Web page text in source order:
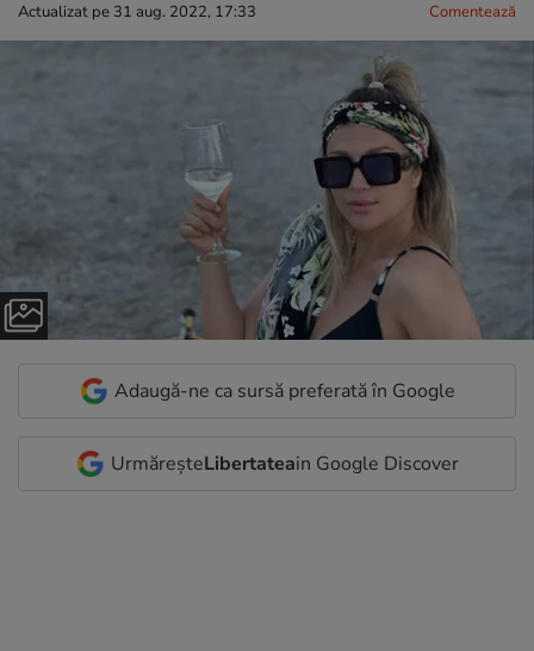
Actualizat pe 31 aug. 2022, 17:33 Comentează
Adaugă-ne ca sursă preferată în Google
UrmăreșteLibertateain Google Discover